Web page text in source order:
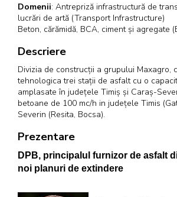
Domenii: Antrepriză infrastructură de
lucrări de artă (Transport Infrastructure)
Beton, cărămidă, BCA, ciment și agregate
Descriere
Divizia de construcții a grupului Maxagro,
tehnologica trei stații de asfalt cu o
amplasate în județele Timiș și Caraș-
betoane de 100 mc/h in județele Timis
Severin (Resita, Bocsa).
Prezentare
DPB, principalul furnizor de asfalt
noi planuri de extindere